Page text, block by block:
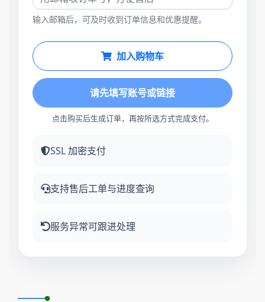
输入邮箱后，可及时收到订单信息和优惠提醒。
加入购物车
请先填写账号或链接
点击购买后生成订单，再按所选方式完成支付。
SSL 加密支付
支持售后工单与进度查询
服务异常可跟进处理